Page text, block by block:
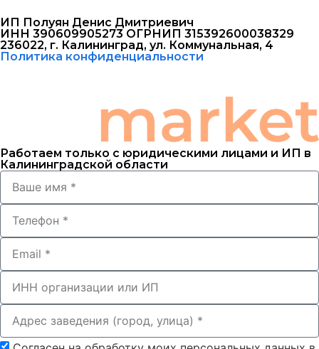
ИП Полуян Денис Дмитриевич
ИНН 390609905273 ОГРНИП 315392600038329
236022, г. Калининград, ул. Коммунальная, 4
Политика конфиденциальности
Работаем только с юридическими лицами и ИП в
Калининградской области